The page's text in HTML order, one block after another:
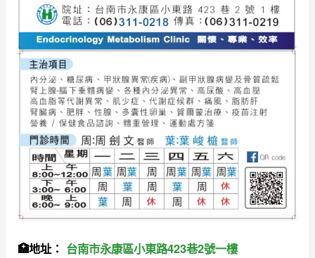
🏥地址： 台南市永康區小東路423巷2號一樓